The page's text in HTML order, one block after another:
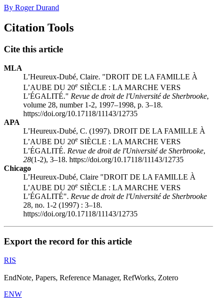
By Roger Durand
Citation Tools
Cite this article
MLA
L’Heureux-Dubé, Claire. "DROIT DE LA FAMILLE À
L’AUBE DU 20e SIÈCLE : LA MARCHE VERS
L’ÉGALITÉ." Revue de droit de l'Université de Sherbrooke,
volume 28, number 1-2, 1997–1998, p. 3–18.
https://doi.org/10.17118/11143/12735
APA
L’Heureux-Dubé, C. (1997). DROIT DE LA FAMILLE À
L’AUBE DU 20e SIÈCLE : LA MARCHE VERS
L’ÉGALITÉ. Revue de droit de l'Université de Sherbrooke,
28(1-2), 3–18. https://doi.org/10.17118/11143/12735
Chicago
L’Heureux-Dubé, Claire "DROIT DE LA FAMILLE À
L’AUBE DU 20e SIÈCLE : LA MARCHE VERS
L’ÉGALITÉ". Revue de droit de l'Université de Sherbrooke
28, no. 1-2 (1997) : 3–18.
https://doi.org/10.17118/11143/12735
Export the record for this article
RIS
EndNote, Papers, Reference Manager, RefWorks, Zotero
ENW